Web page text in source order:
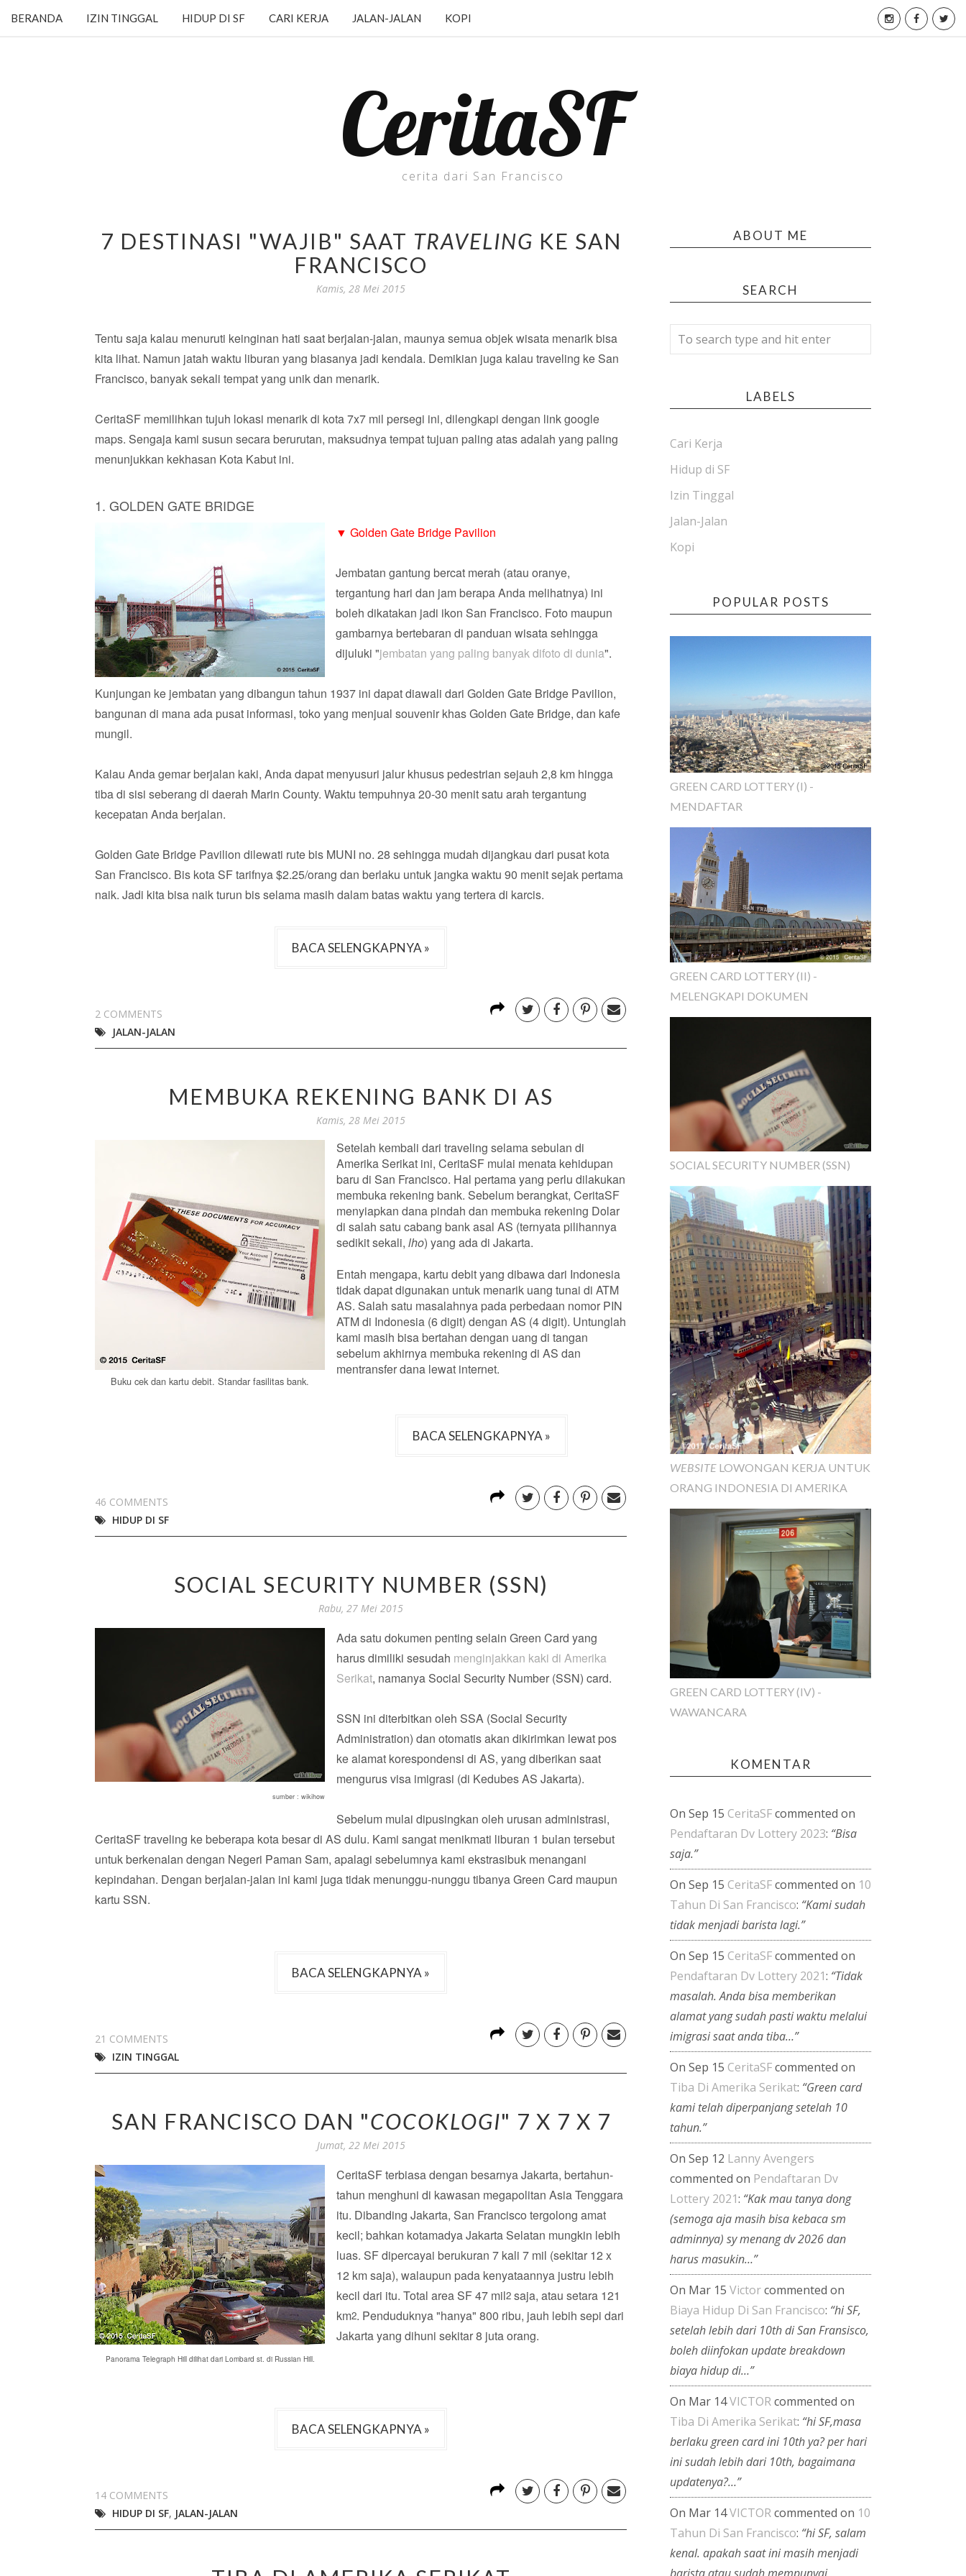
BERANDA IZIN TINGGAL HIDUP DI SF CARI KERJA JALAN-JALAN KOPI
CeritaSF
cerita dari San Francisco
7 DESTINASI "WAJIB" SAAT TRAVELING KE SAN
FRANCISCO
Kamis, 28 Mei 2015
Tentu saja kalau menuruti keinginan hati saat berjalan-jalan, maunya semua objek wisata menarik bisa
kita lihat. Namun jatah waktu liburan yang biasanya jadi kendala. Demikian juga kalau traveling ke San
Francisco, banyak sekali tempat yang unik dan menarik.
CeritaSF memilihkan tujuh lokasi menarik di kota 7x7 mil persegi ini, dilengkapi dengan link google
maps. Sengaja kami susun secara berurutan, maksudnya tempat tujuan paling atas adalah yang paling
menunjukkan kekhasan Kota Kabut ini.
1. GOLDEN GATE BRIDGE
▼ Golden Gate Bridge Pavilion
Jembatan gantung bercat merah (atau oranye,
tergantung hari dan jam berapa Anda melihatnya) ini
boleh dikatakan jadi ikon San Francisco. Foto maupun
gambarnya bertebaran di panduan wisata sehingga
dijuluki "jembatan yang paling banyak difoto di dunia".
Kunjungan ke jembatan yang dibangun tahun 1937 ini dapat diawali dari Golden Gate Bridge Pavilion,
bangunan di mana ada pusat informasi, toko yang menjual souvenir khas Golden Gate Bridge, dan kafe
mungil.
Kalau Anda gemar berjalan kaki, Anda dapat menyusuri jalur khusus pedestrian sejauh 2,8 km hingga
tiba di sisi seberang di daerah Marin County. Waktu tempuhnya 20-30 menit satu arah tergantung
kecepatan Anda berjalan.
Golden Gate Bridge Pavilion dilewati rute bis MUNI no. 28 sehingga mudah dijangkau dari pusat kota
San Francisco. Bis kota SF tarifnya $2.25/orang dan berlaku untuk jangka waktu 90 menit sejak pertama
naik. Jadi kita bisa naik turun bis selama masih dalam batas waktu yang tertera di karcis.
BACA SELENGKAPNYA »
2 COMMENTS
JALAN-JALAN
MEMBUKA REKENING BANK DI AS
Kamis, 28 Mei 2015
Buku cek dan kartu debit. Standar fasilitas bank.
Setelah kembali dari traveling selama sebulan di
Amerika Serikat ini, CeritaSF mulai menata kehidupan
baru di San Francisco. Hal pertama yang perlu dilakukan
membuka rekening bank. Sebelum berangkat, CeritaSF
menyiapkan dana pindah dan membuka rekening Dolar
di salah satu cabang bank asal AS (ternyata pilihannya
sedikit sekali, lho) yang ada di Jakarta.
Entah mengapa, kartu debit yang dibawa dari Indonesia
tidak dapat digunakan untuk menarik uang tunai di ATM
AS. Salah satu masalahnya pada perbedaan nomor PIN
ATM di Indonesia (6 digit) dengan AS (4 digit). Untunglah
kami masih bisa bertahan dengan uang di tangan
sebelum akhirnya membuka rekening di AS dan
mentransfer dana lewat internet.
BACA SELENGKAPNYA »
46 COMMENTS
HIDUP DI SF
SOCIAL SECURITY NUMBER (SSN)
Rabu, 27 Mei 2015
sumber : wikihow
Ada satu dokumen penting selain Green Card yang
harus dimiliki sesudah menginjakkan kaki di Amerika
Serikat, namanya Social Security Number (SSN) card.
SSN ini diterbitkan oleh SSA (Social Security
Administration) dan otomatis akan dikirimkan lewat pos
ke alamat korespondensi di AS, yang diberikan saat
mengurus visa imigrasi (di Kedubes AS Jakarta).
Sebelum mulai dipusingkan oleh urusan administrasi,
CeritaSF traveling ke beberapa kota besar di AS dulu. Kami sangat menikmati liburan 1 bulan tersebut
untuk berkenalan dengan Negeri Paman Sam, apalagi sebelumnya kami ekstrasibuk menangani
kepindahan. Dengan berjalan-jalan ini kami juga tidak menunggu-nunggu tibanya Green Card maupun
kartu SSN.
BACA SELENGKAPNYA »
21 COMMENTS
IZIN TINGGAL
SAN FRANCISCO DAN "COCOKLOGI" 7 X 7 X 7
Jumat, 22 Mei 2015
Panorama Telegraph Hill dilihat dari Lombard st. di Russian Hill.
CeritaSF terbiasa dengan besarnya Jakarta, bertahun-
tahun menghuni di kawasan megapolitan Asia Tenggara
itu. Dibanding Jakarta, San Francisco tergolong amat
kecil; bahkan kotamadya Jakarta Selatan mungkin lebih
luas. SF dipercayai berukuran 7 kali 7 mil (sekitar 12 x
12 km saja), walaupun pada kenyataannya justru lebih
kecil dari itu. Total area SF 47 mil2 saja, atau setara 121
km2. Penduduknya "hanya" 800 ribu, jauh lebih sepi dari
Jakarta yang dihuni sekitar 8 juta orang.
BACA SELENGKAPNYA »
14 COMMENTS
HIDUP DI SF, JALAN-JALAN
ABOUT ME
SEARCH
LABELS
Cari Kerja
Hidup di SF
Izin Tinggal
Jalan-Jalan
Kopi
POPULAR POSTS
GREEN CARD LOTTERY (I) -
MENDAFTAR
GREEN CARD LOTTERY (II) -
MELENGKAPI DOKUMEN
SOCIAL SECURITY NUMBER (SSN)
WEBSITE LOWONGAN KERJA UNTUK
ORANG INDONESIA DI AMERIKA
GREEN CARD LOTTERY (IV) -
WAWANCARA
KOMENTAR
On Sep 15 CeritaSFcommented on
Pendaftaran Dv Lottery 2023: “Bisa
saja.”
On Sep 15 CeritaSFcommented on 10
Tahun Di San Francisco: “Kami sudah
tidak menjadi barista lagi.”
On Sep 15 CeritaSFcommented on
Pendaftaran Dv Lottery 2021: “Tidak
masalah. Anda bisa memberikan
alamat yang sudah pasti waktu melalui
imigrasi saat anda tiba…”
On Sep 15 CeritaSFcommented on
Tiba Di Amerika Serikat: “Green card
kami telah diperpanjang setelah 10
tahun.”
On Sep 12 Lanny Avengers
commented on Pendaftaran Dv
Lottery 2021: “Kak mau tanya dong
(semoga aja masih bisa kebaca sm
adminnya) sy menang dv 2026 dan
harus masukin…”
On Mar 15 Victorcommented on
Biaya Hidup Di San Francisco: “hi SF,
setelah lebih dari 10th di San Fransisco,
boleh diinfokan update breakdown
biaya hidup di…”
On Mar 14VICTORcommented on
Tiba Di Amerika Serikat: “hi SF,masa
berlaku green card ini 10th ya? per hari
ini sudah lebih dari 10th, bagaimana
updatenya?…”
On Mar 14VICTORcommented on 10
Tahun Di San Francisco: “hi SF, salam
kenal. apakah saat ini masih menjadi